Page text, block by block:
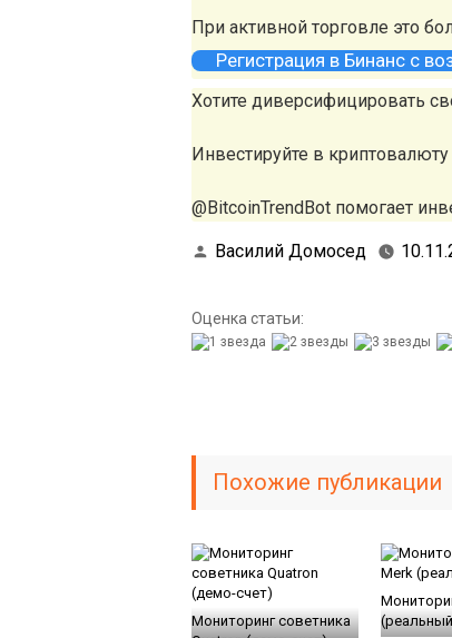
При активной торговле это
Регистрация в Бинанс с
Хотите диверсифицировать
Инвестируйте в
@BitcoinTrendBot помогает
Василий Домосед
Оценка статьи:
Похожие публикации
Мониторинг советника